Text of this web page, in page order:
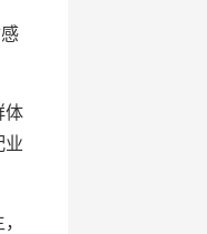
体
业